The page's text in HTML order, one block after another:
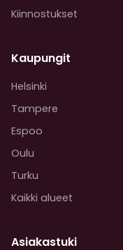
Kiinnostukset
Kaupungit
Helsinki
Tampere
Espoo
Oulu
Turku
Kaikki alueet
Asiakastuki